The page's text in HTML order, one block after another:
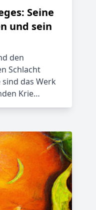
Seine
und sein
den
Schlacht
das Werk
Krie…